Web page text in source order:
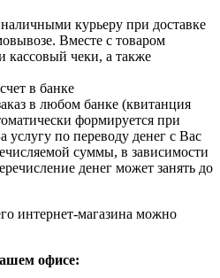
курьеру при доставке
Вместе с товаром
кассовый чеки, а также
в банке
в любом банке (квитанция
формируется при
услугу по переводу денег с Вас
суммы, в зависимости
денег может занять до
интернет-магазина можно
офисе: